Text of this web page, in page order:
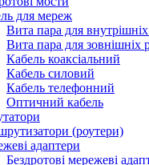
для мереж
Вита пара для внутрішніх
Вита пара для зовнішніх
Кабель коаксіальний
Кабель силовий
Кабель телефонний
Оптичний кабель
(роутери)
адаптери
Бездротові мережеві